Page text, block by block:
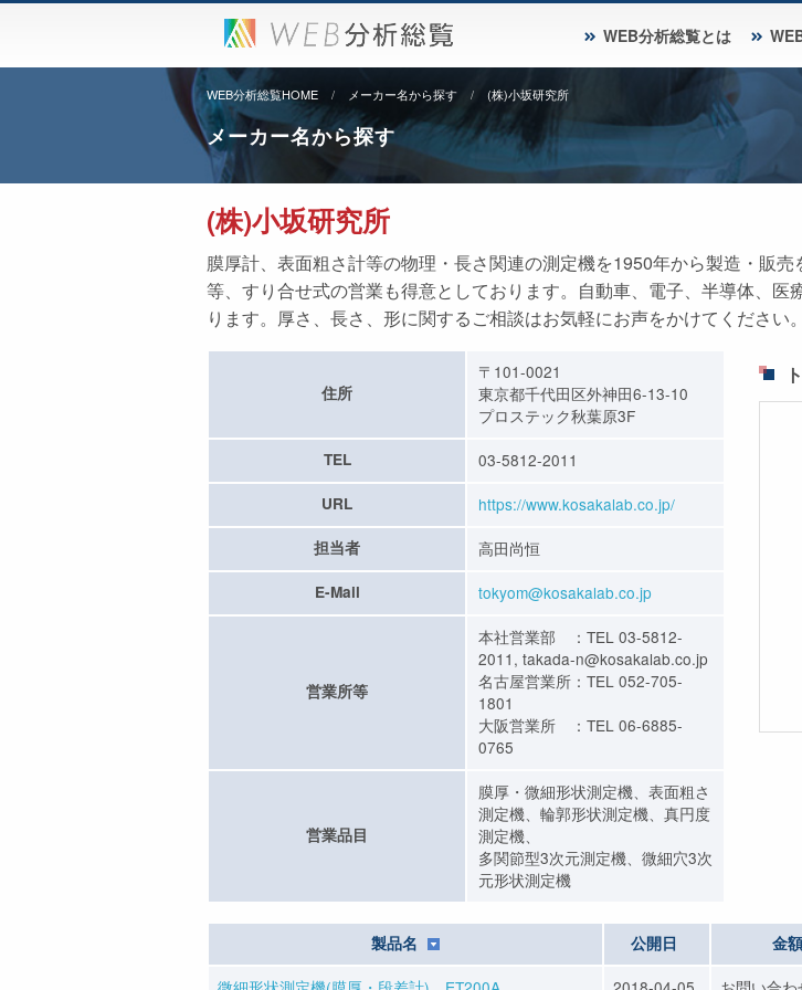
WEB分析総覧とは
WEB分析総覧HOME メーカー名から探す (株)小坂研究所
メーカー名から探す
(株)小坂研究所
膜厚計、表面粗さ計等の物理・長さ関連の測定機を1950年から製造・販
等、すり合せ式の営業も得意としております。自動車、電子、半導体、
ります。厚さ、長さ、形に関するご相談はお気軽にお声をかけてください。
住所
〒101-0021
東京都千代田区外神田6-13-10
プロステック秋葉原3F
TEL 03-5812-2011
URL https://www.kosakalab.co.jp/
担当者 高田尚恒
E-Mail tokyom@kosakalab.co.jp
営業所等
本社営業部 ：TEL 03-5812-
2011, takada-n@kosakalab.co.jp
名古屋営業所：TEL 052-705-
1801
大阪営業所 ：TEL 06-6885-
0765
営業品目
膜厚・微細形状測定機、表面粗さ
測定機、輪郭形状測定機、真円度
測定機、
多関節型3次元測定機、微細穴3次
元形状測定機
製品名 公開日 金額